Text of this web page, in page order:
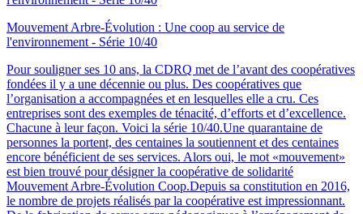
Mouvement Arbre-Évolution : Une coop au service de
l'environnement - Série 10/40
Pour souligner ses 10 ans, la CDRQ met de l’avant des coopératives
fondées il y a une décennie ou plus. Des coopératives que
l’organisation a accompagnées et en lesquelles elle a cru. Ces
entreprises sont des exemples de ténacité, d’efforts et d’excellence.
Chacune à leur façon. Voici la série 10/40.Une quarantaine de
personnes la portent, des centaines la soutiennent et des centaines
encore bénéficient de ses services. Alors oui, le mot «mouvement»
est bien trouvé pour désigner la coopérative de solidarité
Mouvement Arbre-Évolution Coop.Depuis sa constitution en 2016,
le nombre de projets réalisés par la coopérative est impressionnant.